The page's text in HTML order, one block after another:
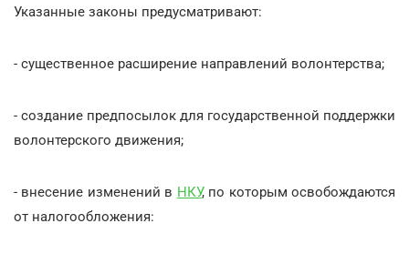
Указанные законы предусматривают:
- существенное расширение направлений волонтерства;
- создание предпосылок для государственной поддержки
волонтерского движения;
- внесение изменений в НКУ, по которым освобождаются
от налогообложения: